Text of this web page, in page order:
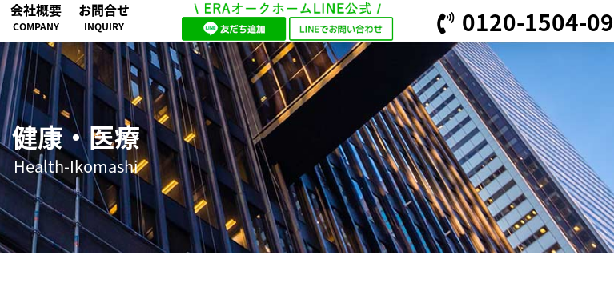
会社概要
COMPANY
お問合せ
INQUIRY 0120-1504-09
健康・医療
Health-Ikomashi